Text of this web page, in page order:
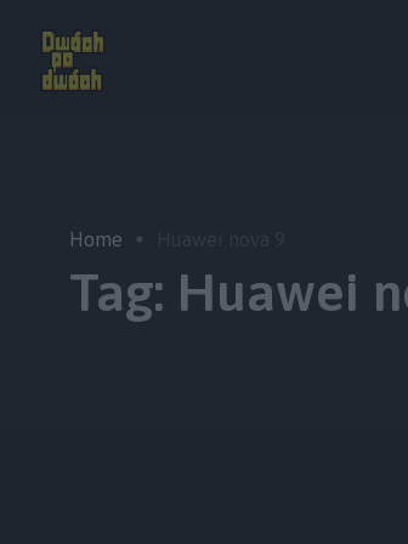
Home
Tag: Huawei